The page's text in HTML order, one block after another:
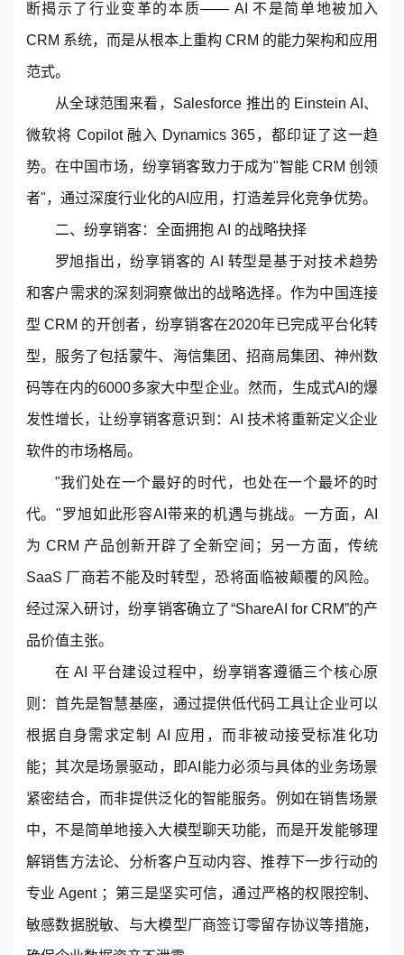
断揭示了行业变革的本质—— AI 不是简单地被加入
CRM 系统，而是从根本上重构 CRM 的能力架构和应用
范式。
从全球范围来看，Salesforce 推出的 Einstein AI、
微软将 Copilot 融入 Dynamics 365，都印证了这一趋
势。在中国市场，纷享销客致力于成为"智能 CRM 创领
者"，通过深度行业化的AI应用，打造差异化竞争优势。
二、纷享销客：全面拥抱 AI 的战略抉择
罗旭指出，纷享销客的 AI 转型是基于对技术趋势
和客户需求的深刻洞察做出的战略选择。作为中国连接
型 CRM 的开创者，纷享销客在2020年已完成平台化转
型，服务了包括蒙牛、海信集团、招商局集团、神州数
码等在内的6000多家大中型企业。然而，生成式AI的爆
发性增长，让纷享销客意识到：AI 技术将重新定义企业
软件的市场格局。
"我们处在一个最好的时代，也处在一个最坏的时
代。"罗旭如此形容AI带来的机遇与挑战。一方面，AI
为 CRM 产品创新开辟了全新空间；另一方面，传统
SaaS 厂商若不能及时转型，恐将面临被颠覆的风险。
经过深入研讨，纷享销客确立了“ShareAI for CRM”的产
品价值主张。
在 AI 平台建设过程中，纷享销客遵循三个核心原
则：首先是智慧基座，通过提供低代码工具让企业可以
根据自身需求定制 AI 应用，而非被动接受标准化功
能；其次是场景驱动，即AI能力必须与具体的业务场景
紧密结合，而非提供泛化的智能服务。例如在销售场景
中，不是简单地接入大模型聊天功能，而是开发能够理
解销售方法论、分析客户互动内容、推荐下一步行动的
专业 Agent ；第三是坚实可信，通过严格的权限控制、
敏感数据脱敏、与大模型厂商签订零留存协议等措施，